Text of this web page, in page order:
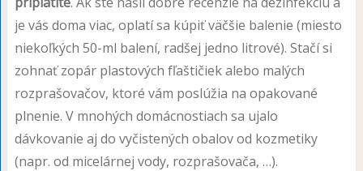
je vás doma viac, oplatí sa kúpiť väčšie balenie (miesto
niekoľkých 50-ml balení, radšej jedno litrové). Stačí si
zohnať zopár plastových fľaštičiek alebo malých
rozprašovačov, ktoré vám poslúžia na opakované
plnenie. V mnohých domácnostiach sa ujalo
dávkovanie aj do vyčistených obalov od kozmetiky
(napr. od micelárnej vody, rozprašovača, …).